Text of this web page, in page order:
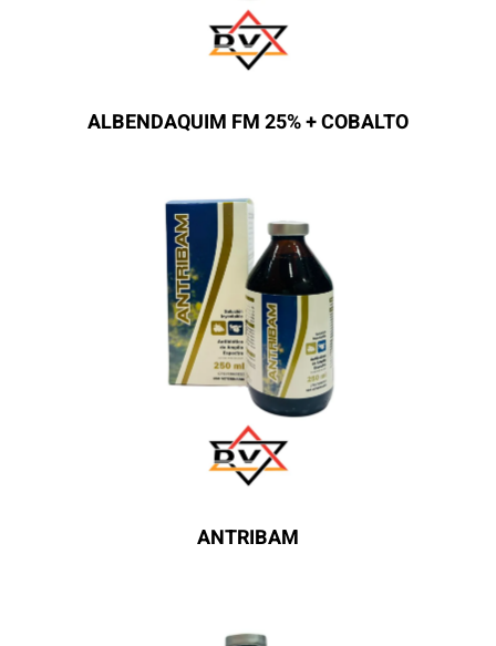
ALBENDAQUIM FM 25% + COBALTO
ANTRIBAM